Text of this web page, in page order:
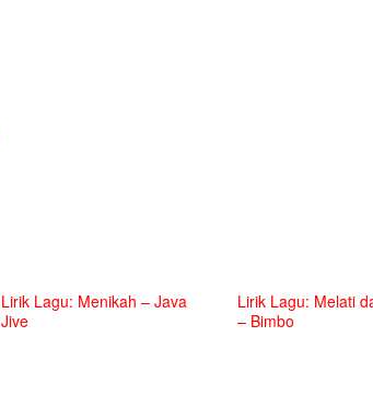
Lirik Lagu: Menikah – Java
Jive
Lirik Lagu: Melati
– Bimbo